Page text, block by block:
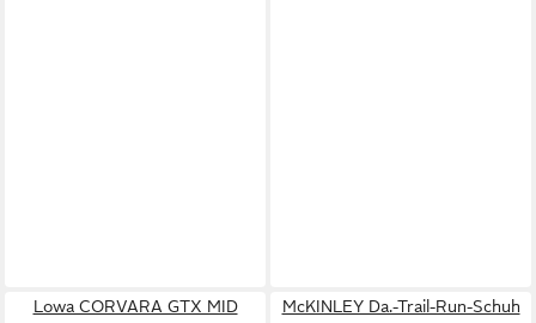
Lowa CORVARA GTX MID
McKINLEY Da.-Trail-Run-Schuh